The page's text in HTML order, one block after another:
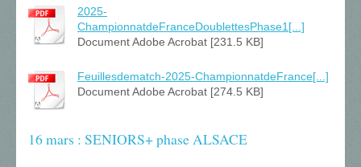
2025-
ChampionnatdeFranceDoublettesPhase1[...]
Document Adobe Acrobat [231.5 KB]
Feuillesdematch-2025-ChampionnatdeFrance[...]
Document Adobe Acrobat [274.5 KB]
16 mars : SENIORS+ phase ALSACE